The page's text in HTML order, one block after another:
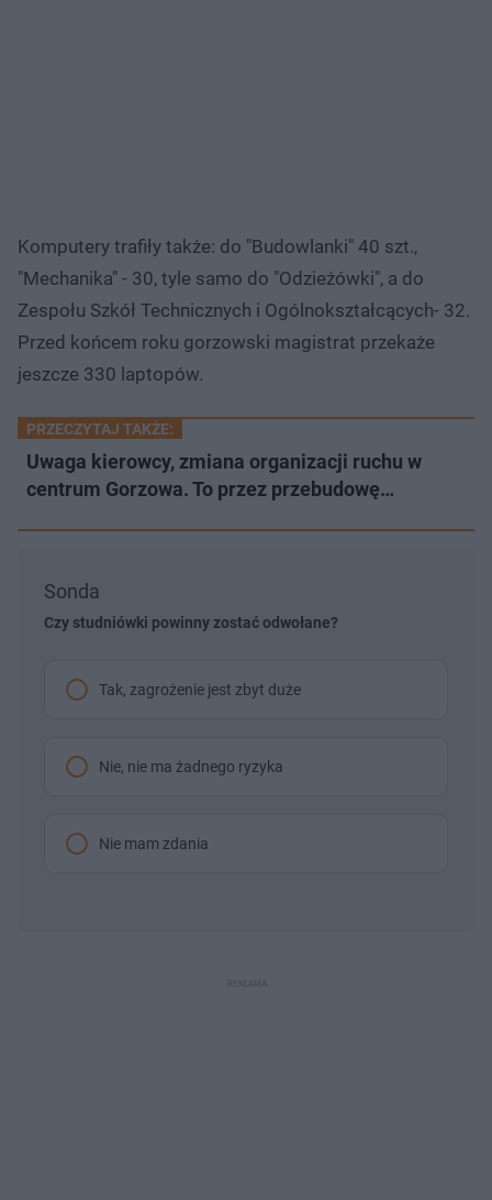
Komputery trafiły także: do "Budowlanki" 40 szt.,
"Mechanika" - 30, tyle samo do "Odzieżówki", a do
Zespołu Szkół Technicznych i Ogólnokształcących- 32.
Przed końcem roku gorzowski magistrat przekaże
jeszcze 330 laptopów.
PRZECZYTAJ TAKŻE:
Uwaga kierowcy, zmiana organizacji ruchu w
centrum Gorzowa. To przez przebudowę…
Sonda
Czy studniówki powinny zostać odwołane?
Tak, zagrożenie jest zbyt duże
Nie, nie ma żadnego ryzyka
Nie mam zdania